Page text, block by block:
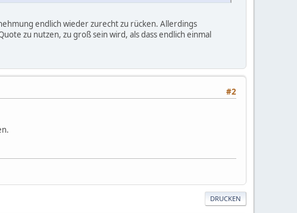
endlich wieder zurecht zu rücken. Allerdings
zu nutzen, zu groß sein wird, als dass endlich einmal
#2
DRUCKEN